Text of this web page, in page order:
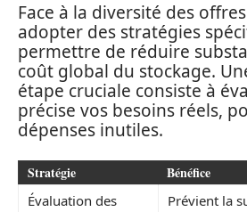
Face à la diversité des
adopter des stratégies
permettre de réduire
coût global du stockage.
étape cruciale consiste à
précise vos besoins réels,
dépenses inutiles.
Stratégie Bénéfice
Évaluation des
Prévient la